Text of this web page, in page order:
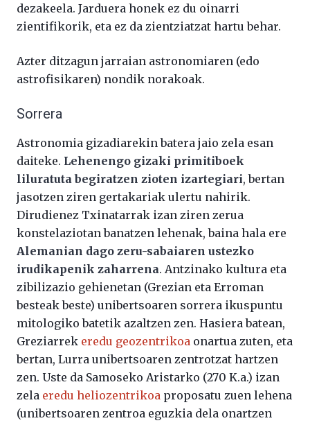
dezakeela. Jarduera honek ez du oinarri
zientifikorik, eta ez da zientziatzat hartu behar.
Azter ditzagun jarraian astronomiaren (edo
astrofisikaren) nondik norakoak.
Sorrera
Astronomia gizadiarekin batera jaio zela esan
daiteke. Lehenengo gizaki primitiboek
liluratuta begiratzen zioten izartegiari, bertan
jasotzen ziren gertakariak ulertu nahirik.
Dirudienez Txinatarrak izan ziren zerua
konstelaziotan banatzen lehenak, baina hala ere
Alemanian dago zeru-sabaiaren ustezko
irudikapenik zaharrena. Antzinako kultura eta
zibilizazio gehienetan (Grezian eta Erroman
besteak beste) unibertsoaren sorrera ikuspuntu
mitologiko batetik azaltzen zen. Hasiera batean,
Greziarrek eredu geozentrikoa onartua zuten, eta
bertan, Lurra unibertsoaren zentrotzat hartzen
zen. Uste da Samoseko Aristarko (270 K.a.) izan
zela eredu heliozentrikoa proposatu zuen lehena
(unibertsoaren zentroa eguzkia dela onartzen